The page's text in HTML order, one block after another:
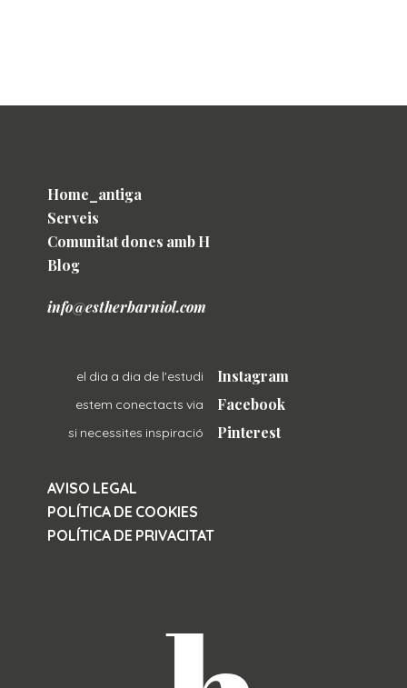
Home_antiga
Serveis
Comunitat dones amb H
Blog
info@estherbarniol.com
el dia a dia de l'estudi Instagram
estem conectacts via Facebook
si necessites inspiració Pinterest
AVISO LEGAL
POLÍTICA DE COOKIES
POLÍTICA DE PRIVACITAT